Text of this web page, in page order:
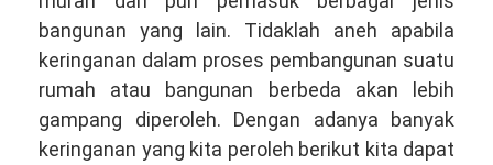
Banjar,
Berkualitas
Hubungi
VIA
Telepon/WA
bangunan yang lain. Tidaklah aneh apabila
keringanan dalam proses pembangunan suatu
rumah atau bangunan berbeda akan lebih
gampang diperoleh. Dengan adanya banyak
keringanan yang kita peroleh berikut kita dapat